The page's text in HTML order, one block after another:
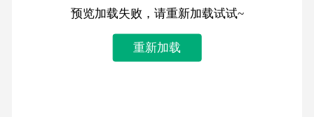
预览加载失败，请重新加载试试~
重新加载